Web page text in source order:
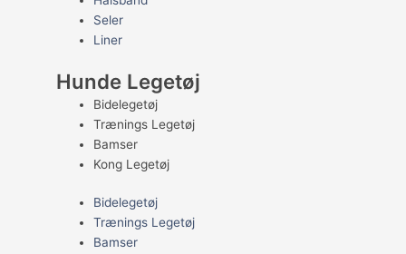
Seler
Liner
Hunde Legetøj
Bidelegetøj
Trænings Legetøj
Bamser
Kong Legetøj
Bidelegetøj
Trænings Legetøj
Bamser